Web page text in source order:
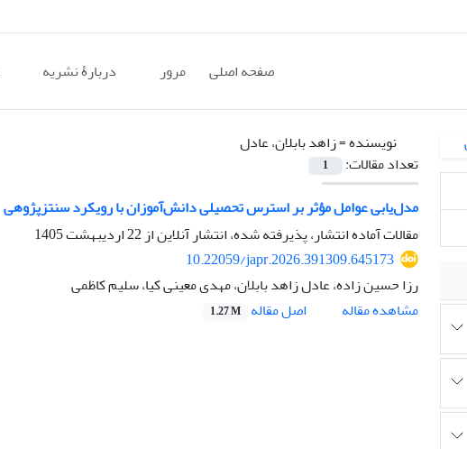
صفحه اصلی مرور دربارۀ نشریه
نویسنده =زاهد بابلان، عادل
تعداد مقالات:
1
مدل‌یابی عوامل مؤثر بر استرس تحصیلی دانش‌آموزان با رویکرد سنتزپژوهی
مقالات آماده انتشار، پذیرفته شده، انتشار آنلاین از22 اردیبهشت 1405
10.22059/japr.2026.391309.645173
رزا حسین زاده، عادل زاهد بابلان، مهدی معینی کیا، سلیم کاظمی
مشاهده مقاله
اصل مقاله 1.27 M